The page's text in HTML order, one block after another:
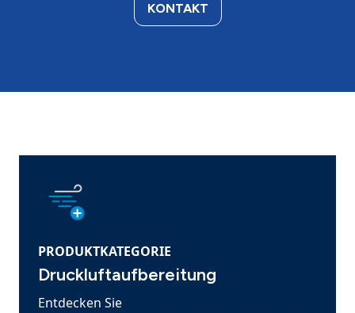
KONTAKT
PRODUKTKATEGORIE
Druckluftaufbereitung
Entdecken Sie